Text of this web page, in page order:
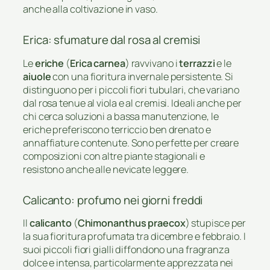
anche alla coltivazione in vaso.
Erica: sfumature dal rosa al cremisi
Leeriche (Erica carnea) ravvivano iterrazzie le
aiuolecon una fioritura invernale persistente. Si
distinguono per i piccoli fiori tubulari, che variano
dal rosa tenue al viola e al cremisi. Ideali anche per
chi cerca soluzioni a bassa manutenzione, le
eriche preferiscono terriccio ben drenato e
annaffiature contenute. Sono perfette per creare
composizioni con altre piante stagionali e
resistono anche alle nevicate leggere.
Calicanto: profumo nei giorni freddi
Ilcalicanto(Chimonanthus praecox) stupisce per
la sua fioritura profumata tra dicembre e febbraio. I
suoi piccoli fiori gialli diffondono una fragranza
dolce e intensa, particolarmente apprezzata nei